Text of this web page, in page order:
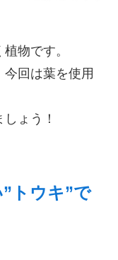
物です。
回は葉を使用
ょう！
”トウキ”で